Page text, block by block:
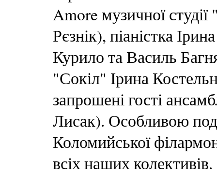
Amore музичної
Рєзнік), піаністка
Курило та Василь
"Сокіл" Ірина
запрошені гості
Лисак). Особливою
Коломийської
всіх наших колективів.